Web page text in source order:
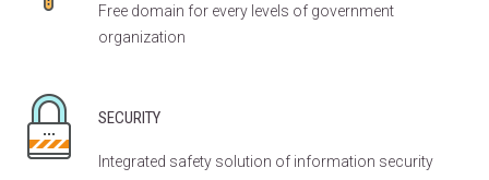
Free domain for every levels of government
organization
SECURITY
Integrated safety solution of information security